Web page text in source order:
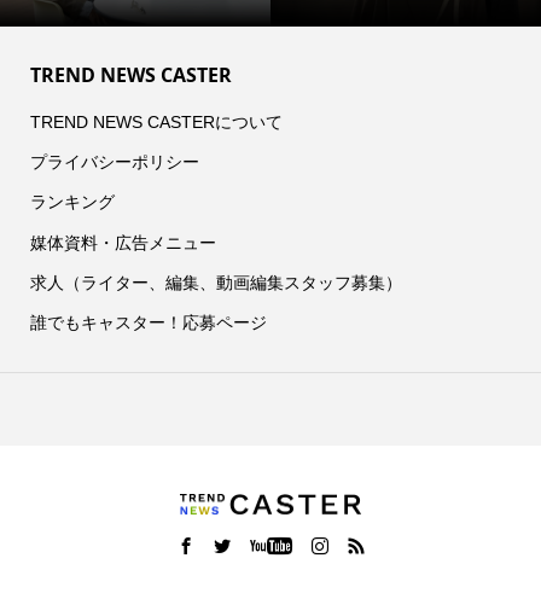
TREND NEWS CASTER
TREND NEWS CASTERについて
プライバシーポリシー
ランキング
媒体資料・広告メニュー
求人（ライター、編集、動画編集スタッフ募集）
誰でもキャスター！応募ページ